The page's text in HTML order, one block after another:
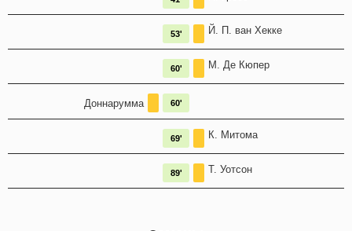
Й. П. ван Хекке
53'
М. Де Кюпер
60'
Доннарумма 60'
К. Митома
69'
Т. Уотсон
89'